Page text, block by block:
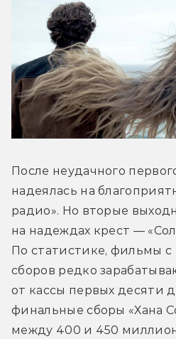
После неудачного
надеялась на
радио». Но вторые
на надеждах крест —
По статистике, фильмы
сборов редко
от кассы первых десяти
финальные сборы «Хана
между 400 и 450